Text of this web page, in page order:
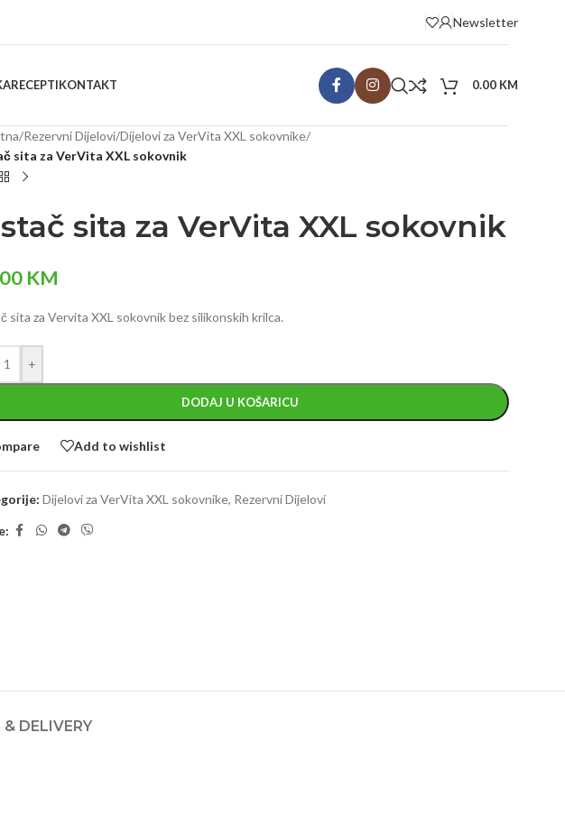
Newsletter
RECEPTIKONTAKT 0.00 KM
/Rezervni Dijelovi/Dijelovi za VerVita XXL sokovnike/
sita za VerVita XXL sokovnik
sita za VerVita XXL sokovnik
KM
sita za Vervita XXL sokovnik bez silikonskih krilca.
+
DODAJ U KOŠARICU
Add to wishlist
Dijelovi za VerVita XXL sokovnike, Rezervni Dijelovi
DELIVERY